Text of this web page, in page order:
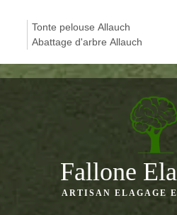
Tonte pelouse Allauch
Abattage d'arbre Allauch
Fallone
ARTISAN ELAGAGE